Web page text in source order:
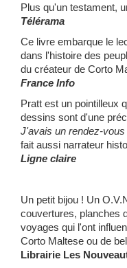
Plus qu'un testament,
Télérama
Ce livre embarque le
dans l'histoire des
du créateur de Corto
France Info
Pratt est un pointilleux
dessins sont d'une
J'avais un rendez-vous
fait aussi narrateur
Ligne claire
Un petit bijou ! Un
couvertures, planches
voyages qui l'ont
Corto Maltese ou de
Librairie Les